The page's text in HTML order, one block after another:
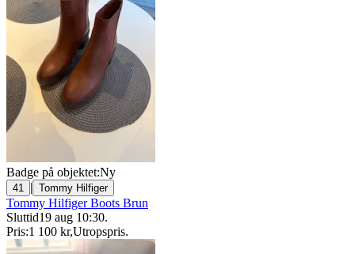
Badge på objektet:Ny
41 | Tommy Hilfiger
Tommy Hilfiger Boots Brun
Sluttid19 aug 10:30.
Pris:1 100 kr,Utropspris.